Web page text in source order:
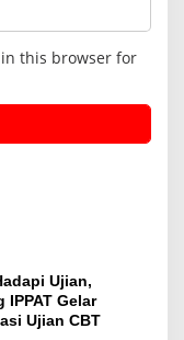
this browser for
Ujian,
IPPAT Gelar
Ujian CBT